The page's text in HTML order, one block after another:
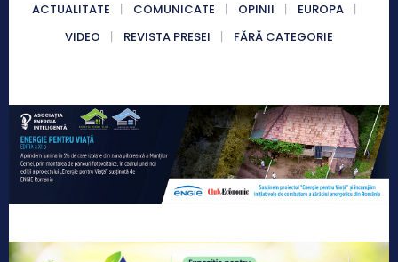
ACTUALITATE COMUNICATE OPINII
EUROPA
VIDEO
REVISTA PRESEI FĂRĂ CATEGORIE